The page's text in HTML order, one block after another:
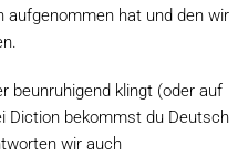
aufgenommen hat und den wir
beunruhigend klingt (oder auf
Diction bekommst du Deutsch
wir auch